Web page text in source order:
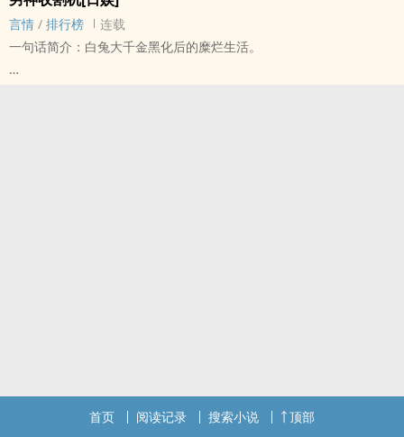
有一天她带着能拿出任何化妆护肤品的随身空间穿越了，想着在这古
代大发一笔，走向人生巅峰。
言情 / 排行榜
连载
一句话简介：白兔大千金黑化后的糜烂生活。
首页 阅读记录 搜索小说 顶部